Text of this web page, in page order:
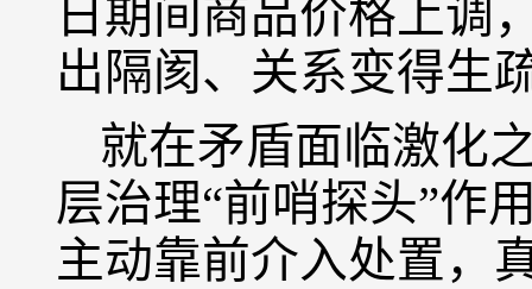
日期间商品价格上调
出隔阂、关系变得生
就在矛盾面临激化
层治理“前哨探头”作
主动靠前介入处置，